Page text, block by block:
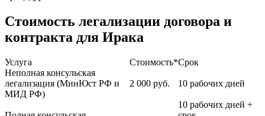
Стоимость легализации договора и
контракта для Ирака
Услуга Стоимость*Срок
Неполная консульская
легализация (МинЮст РФ и
МИД РФ)
2 000 руб. 10 рабочих дней
10 рабочих дней +